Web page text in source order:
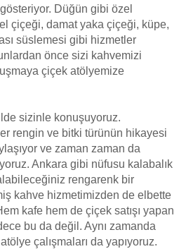
Düğün gibi özel
çiçeği, damat yaka çiçeği, küpe,
süslemesi gibi hizmetler
önce sizi kahvemizi
çiçek atölyemize
sizinle konuşuyoruz.
rengin ve bitki türünün hikayesi
ve zaman zaman da
Ankara gibi nüfusu kalabalık
rengarenk bir
kahve hizmetimizden de elbette
kafe hem de çiçek satışı yapan
bu da değil. Aynı zamanda
çalışmaları da yapıyoruz.